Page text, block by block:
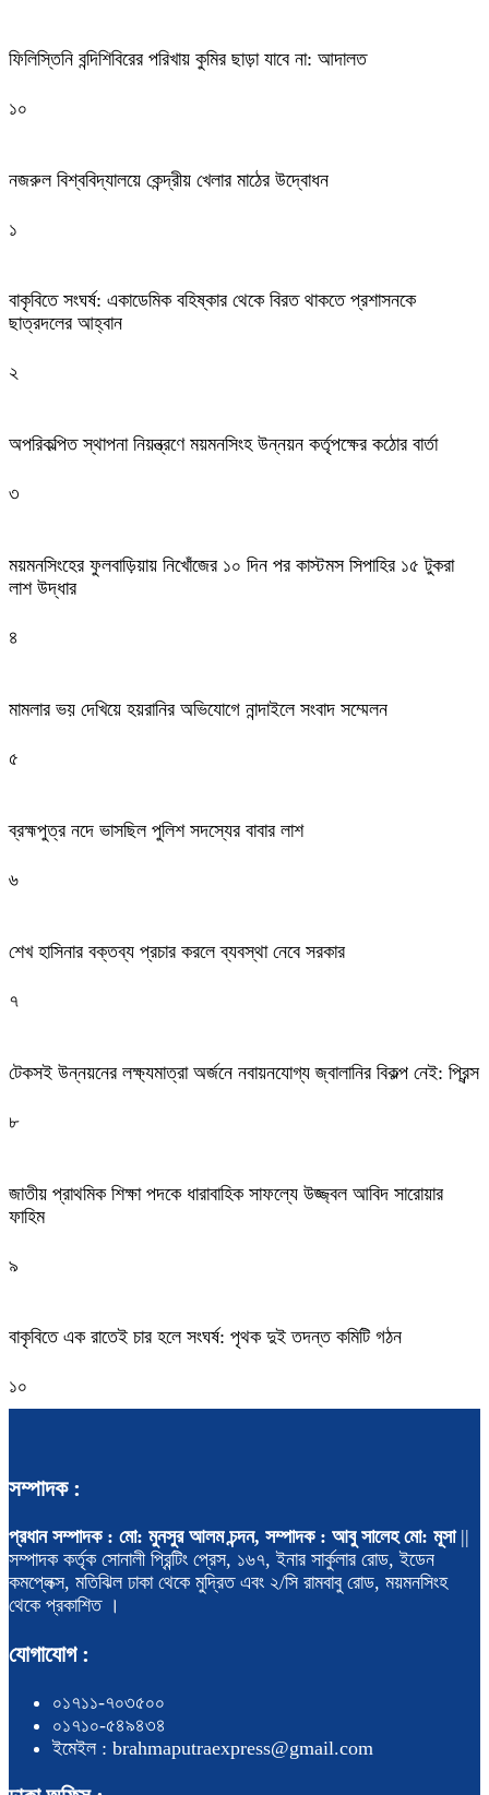
ফিলিস্তিনি বন্দিশিবিরের পরিখায় কুমির ছাড়া যাবে না: আদালত
১০
নজরুল বিশ্ববিদ্যালয়ে কেন্দ্রীয় খেলার মাঠের উদ্বোধন
১
বাকৃবিতে সংঘর্ষ: একাডেমিক বহিষ্কার থেকে বিরত থাকতে প্রশাসনকে
ছাত্রদলের আহ্বান
২
অপরিকল্পিত স্থাপনা নিয়ন্ত্রণে ময়মনসিংহ উন্নয়ন কর্তৃপক্ষের কঠোর বার্তা
৩
ময়মনসিংহের ফুলবাড়িয়ায় নিখোঁজের ১০ দিন পর কাস্টমস সিপাহির ১৫ টুকরা
লাশ উদ্ধার
৪
মামলার ভয় দেখিয়ে হয়রানির অভিযোগে নান্দাইলে সংবাদ সম্মেলন
৫
ব্রহ্মপুত্র নদে ভাসছিল পুলিশ সদস্যের বাবার লাশ
৬
শেখ হাসিনার বক্তব্য প্রচার করলে ব্যবস্থা নেবে সরকার
৭
টেকসই উন্নয়নের লক্ষ্যমাত্রা অর্জনে নবায়নযোগ্য জ্বালানির বিকল্প নেই: প্রিন্স
৮
জাতীয় প্রাথমিক শিক্ষা পদকে ধারাবাহিক সাফল্যে উজ্জ্বল আবিদ সারোয়ার
ফাহিম
৯
বাকৃবিতে এক রাতেই চার হলে সংঘর্ষ: পৃথক দুই তদন্ত কমিটি গঠন
১০
সম্পাদক :
প্রধান সম্পাদক : মো: মুনসুর আলম চন্দন, সম্পাদক : আবু সালেহ মো: মূসা||
সম্পাদক কর্তৃক সোনালী প্রিন্টিং প্রেস, ১৬৭, ইনার সার্কুলার রোড, ইডেন
কমপ্লেক্স, মতিঝিল ঢাকা থেকে মুদ্রিত এবং ২/সি রামবাবু রোড, ময়মনসিংহ
থেকে প্রকাশিত ।
যোগাযোগ :
০১৭১১-৭০৩৫০০
০১৭১০-৫৪৯৪৩৪
ইমেইল : brahmaputraexpress@gmail.com